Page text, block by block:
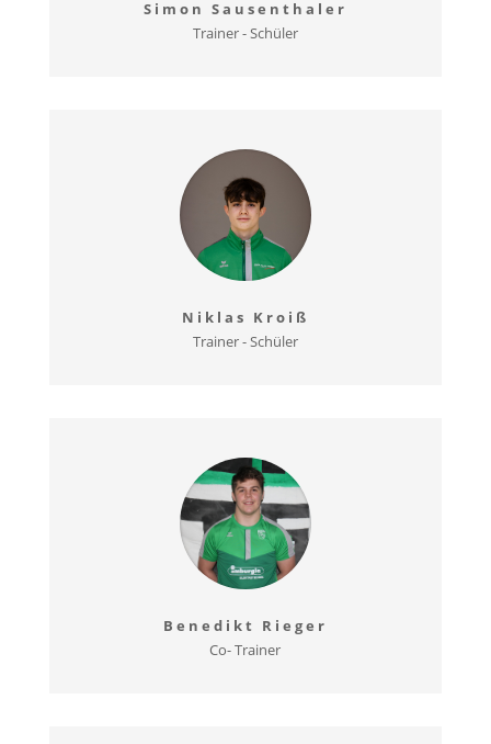
Simon Sausenthaler
Trainer - Schüler
Niklas Kroiß
Trainer - Schüler
Benedikt Rieger
Co- Trainer